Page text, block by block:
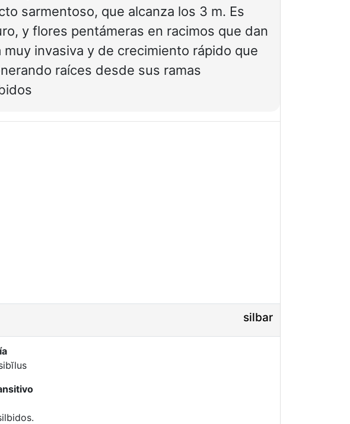
sarmentoso, que alcanza los 3 m. Es
y flores pentámeras en racimos que dan
invasiva y de crecimiento rápido que
raíces desde sus ramas
silbar